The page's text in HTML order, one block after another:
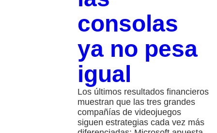
consolas
ya no pesa
igual
Los últimos resultados financieros
muestran que las tres grandes
compañías de videojuegos
siguen estrategias cada vez más